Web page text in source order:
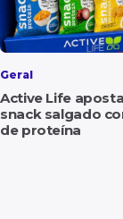
Geral
Active Life
snack salgado
de proteína